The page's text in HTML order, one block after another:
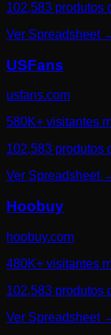
102,583 produtos
Ver Spreadsheet
USFans
usfans.com
580K+ visitantes
102,583 produtos
Ver Spreadsheet
Hoobuy
hoobuy.com
480K+ visitantes
102,583 produtos
Ver Spreadsheet